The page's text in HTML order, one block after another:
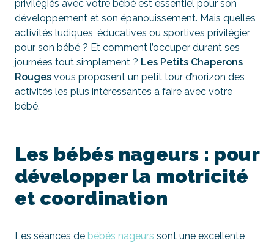
privilégiés avec votre bébé est essentiel pour son
développement et son épanouissement. Mais quelles
activités ludiques, éducatives ou sportives privilégier
pour son bébé ? Et comment l’occuper durant ses
journées tout simplement ? Les Petits Chaperons
Rouges vous proposent un petit tour d’horizon des
activités les plus intéressantes à faire avec votre
bébé.
Les bébés nageurs : pour
développer la motricité
et coordination
Les séances de bébés nageurs sont une excellente